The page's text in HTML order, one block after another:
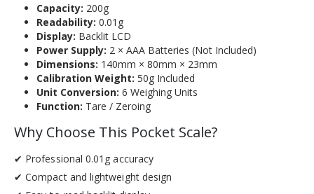
Capacity: 200g
Readability: 0.01g
Display: Backlit LCD
Power Supply: 2 × AAA Batteries (Not Included)
Dimensions: 140mm × 80mm × 23mm
Calibration Weight: 50g Included
Unit Conversion: 6 Weighing Units
Function: Tare / Zeroing
Why Choose This Pocket Scale?
✔ Professional 0.01g accuracy
✔ Compact and lightweight design